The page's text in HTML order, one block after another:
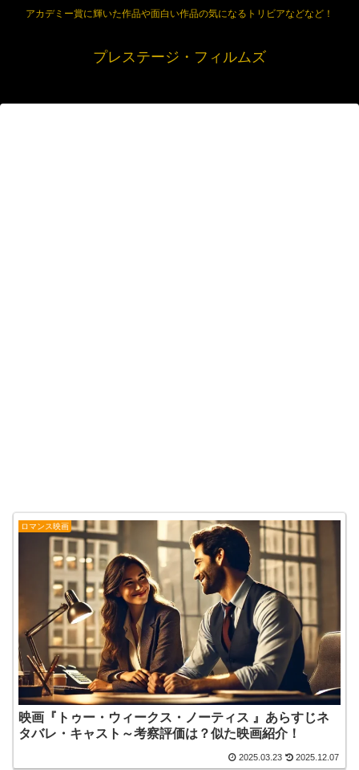
アカデミー賞に輝いた作品や面白い作品の気になるトリビアなどなど！
プレステージ・フィルムズ
ロマンス映画
映画『トゥー・ウィークス・ノーティス 』あらすじネ
タバレ・キャスト～考察評価は？似た映画紹介！
2025.03.23 2025.12.07